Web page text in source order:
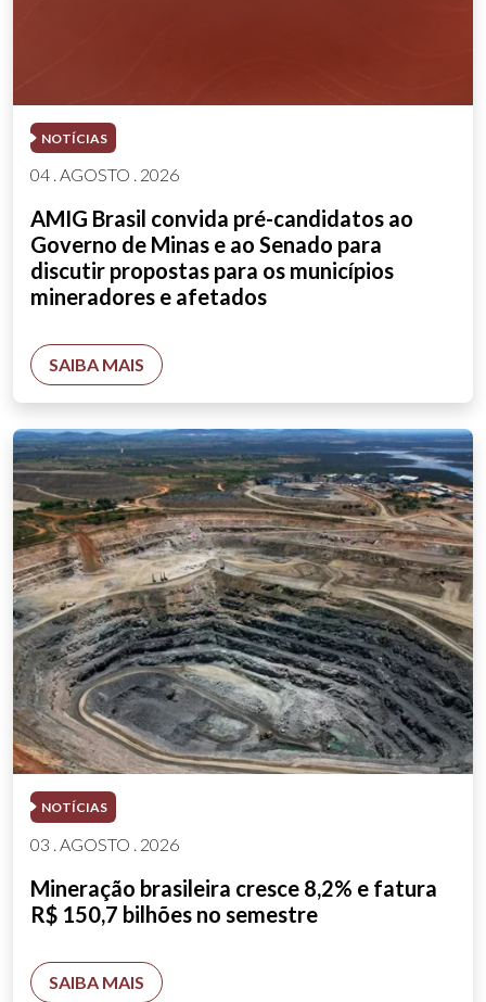
NOTÍCIAS
04 . AGOSTO . 2026
AMIG Brasil convida pré-candidatos ao
Governo de Minas e ao Senado para
discutir propostas para os municípios
mineradores e afetados
SAIBA MAIS
NOTÍCIAS
03 . AGOSTO . 2026
Mineração brasileira cresce 8,2% e fatura
R$ 150,7 bilhões no semestre
SAIBA MAIS